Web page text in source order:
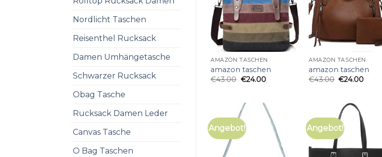
Nordlicht Taschen
Reisenthel Rucksack
Damen Umhängetasche
Schwarzer Rucksack
Obag Tasche
Rucksack Damen Leder
Canvas Tasche
O Bag Taschen
AMAZON TASCHEN
amazon taschen
€43.00 €24.00
AMAZON TASCHEN
amazon taschen
€43.00 €24.00
Angebot! Angebot!